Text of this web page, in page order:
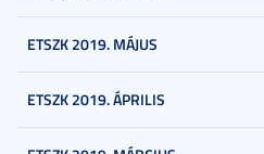
ETSZK 2019. MÁJUS
ETSZK 2019. ÁPRILIS